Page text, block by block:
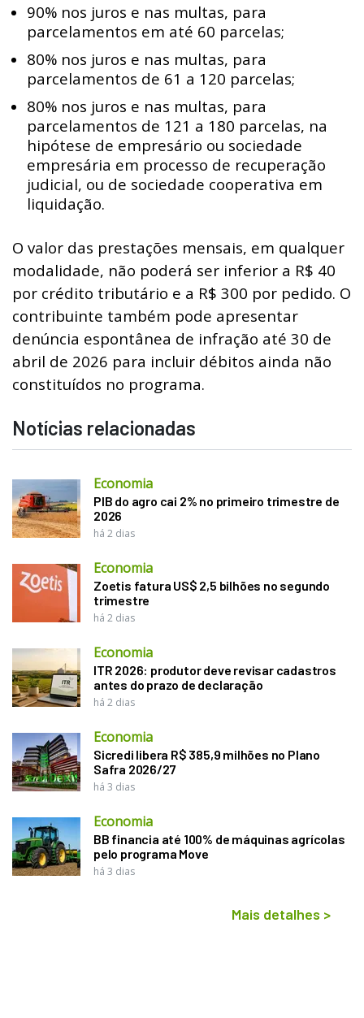
90% nos juros e nas multas, para
parcelamentos em até 60 parcelas;
80% nos juros e nas multas, para
parcelamentos de 61 a 120 parcelas;
80% nos juros e nas multas, para
parcelamentos de 121 a 180 parcelas, na
hipótese de empresário ou sociedade
empresária em processo de recuperação
judicial, ou de sociedade cooperativa em
liquidação.
O valor das prestações mensais, em qualquer
modalidade, não poderá ser inferior a R$ 40
por crédito tributário e a R$ 300 por pedido. O
contribuinte também pode apresentar
denúncia espontânea de infração até 30 de
abril de 2026 para incluir débitos ainda não
constituídos no programa.
Notícias relacionadas
Economia
PIB do agro cai 2% no primeiro trimestre de
2026
há 2 dias
Economia
Zoetis fatura US$ 2,5 bilhões no segundo
trimestre
há 2 dias
Economia
ITR 2026: produtor deve revisar cadastros
antes do prazo de declaração
há 2 dias
Economia
Sicredi libera R$ 385,9 milhões no Plano
Safra 2026/27
há 3 dias
Economia
BB financia até 100% de máquinas agrícolas
pelo programa Move
há 3 dias
Mais detalhes >